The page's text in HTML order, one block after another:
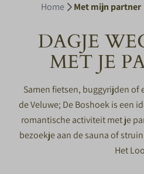
Home Met mijn partner
DAGJE
MET JE
Samen fietsen, buggyrijden
de Veluwe; De Boshoek is een
romantische activiteit met je
bezoekje aan de sauna of
Het